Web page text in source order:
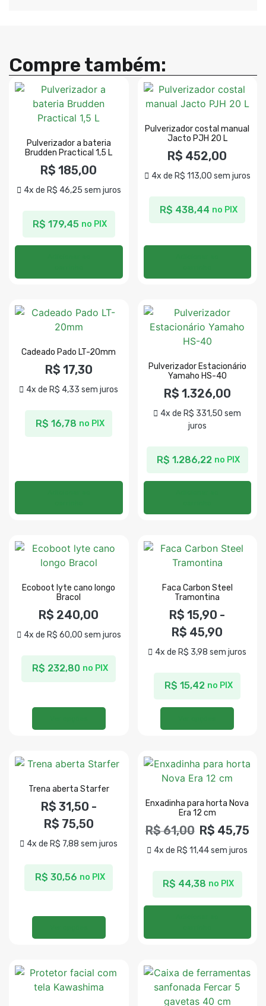
Compre também:
Pulverizador a bateria
Brudden Practical 1,5 L
R$ 185,00
4x de R$ 46,25 sem juros
R$ 179,45 no PIX
Pulverizador costal manual
Jacto PJH 20 L
R$ 452,00
4x de R$ 113,00 sem juros
R$ 438,44 no PIX
Cadeado Pado LT-20mm
R$ 17,30
4x de R$ 4,33 sem juros
R$ 16,78 no PIX
Pulverizador Estacionário
Yamaho HS-40
R$ 1.326,00
4x de R$ 331,50 sem
juros
R$ 1.286,22 no PIX
Ecoboot lyte cano longo
Bracol
R$ 240,00
4x de R$ 60,00 sem juros
R$ 232,80 no PIX
Faca Carbon Steel
Tramontina
R$ 15,90 -
R$ 45,90
4x de R$ 3,98 sem juros
R$ 15,42 no PIX
Trena aberta Starfer
R$ 31,50 -
R$ 75,50
4x de R$ 7,88 sem juros
R$ 30,56 no PIX
Enxadinha para horta Nova
Era 12 cm
R$61,00 R$ 45,75
4x de R$ 11,44sem juros
R$ 44,38 no PIX